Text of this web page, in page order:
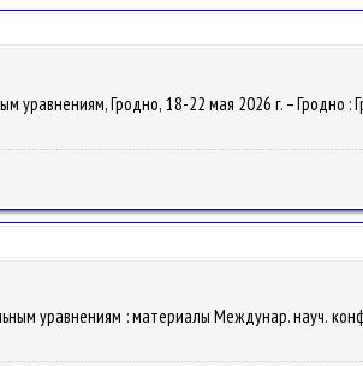
Гродно, 18-22 мая 2026 г. – Гродно :
уравнениям : материалы Междунар. науч.